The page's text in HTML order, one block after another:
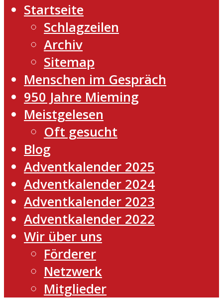
Startseite
Schlagzeilen
Archiv
Sitemap
Menschen im Gespräch
950 Jahre Mieming
Meistgelesen
Oft gesucht
Blog
Adventkalender 2025
Adventkalender 2024
Adventkalender 2023
Adventkalender 2022
Wir über uns
Förderer
Netzwerk
Mitglieder